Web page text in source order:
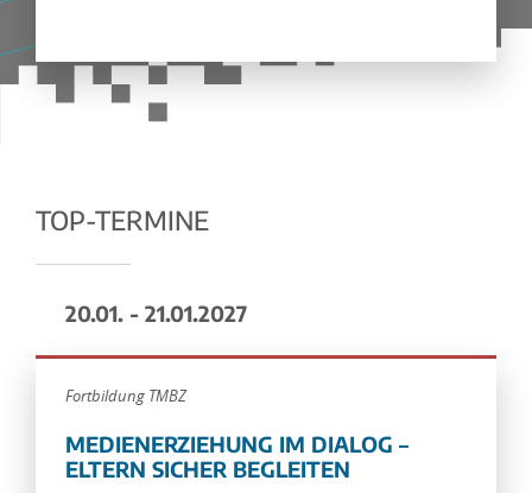
TOP-TERMINE
20.01. - 21.01.2027
Fortbildung TMBZ
MEDIENERZIEHUNG IM DIALOG –
ELTERN SICHER BEGLEITEN